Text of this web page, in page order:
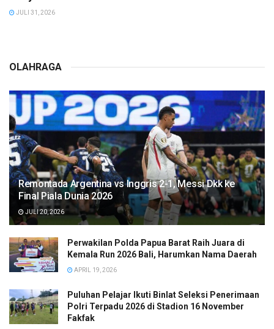
JULI 31, 2026
OLAHRAGA
Remontada Argentina vs Inggris 2-1, Messi Dkk ke
Final Piala Dunia 2026
JULI 20, 2026
Perwakilan Polda Papua Barat Raih Juara di
Kemala Run 2026 Bali, Harumkan Nama Daerah
APRIL 19, 2026
Puluhan Pelajar Ikuti Binlat Seleksi Penerimaan
Polri Terpadu 2026 di Stadion 16 November
Fakfak